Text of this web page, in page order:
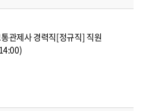
관제사 경력직[정규직] 직원